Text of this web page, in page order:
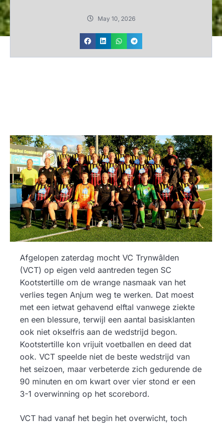
May 10, 2026
Afgelopen zaterdag mocht VC Trynwâlden
(VCT) op eigen veld aantreden tegen SC
Kootstertille om de wrange nasmaak van het
verlies tegen Anjum weg te werken. Dat moest
met een ietwat gehavend elftal vanwege ziekte
en een blessure, terwijl een aantal basisklanten
ook niet okselfris aan de wedstrijd begon.
Kootstertille kon vrijuit voetballen en deed dat
ook. VCT speelde niet de beste wedstrijd van
het seizoen, maar verbeterde zich gedurende de
90 minuten en om kwart over vier stond er een
3-1 overwinning op het scorebord.
VCT had vanaf het begin het overwicht, toch